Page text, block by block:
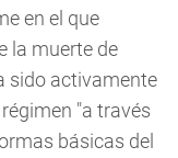
en el que
la muerte de
sido activamente
"a través
básicas del